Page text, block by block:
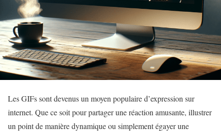
Les GIFs sont devenus un moyen populaire d’expression sur
internet. Que ce soit pour partager une réaction amusante, illustrer
un point de manière dynamique ou simplement égayer une